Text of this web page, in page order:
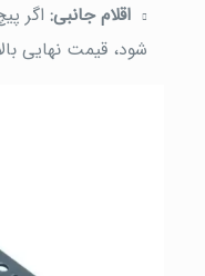
اقلام جانبی:اگر
شود، قیمت نهایی